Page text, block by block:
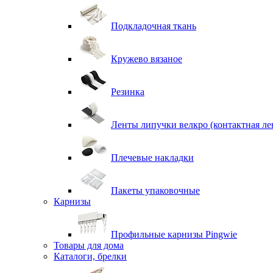
Подкладочная ткань
Кружево вязаное
Резинка
Ленты липучки велкро (контактная
Плечевые накладки
Пакеты упаковочные
Карнизы
Профильные карнизы Pingwie
Товары для дома
Каталоги, брелки